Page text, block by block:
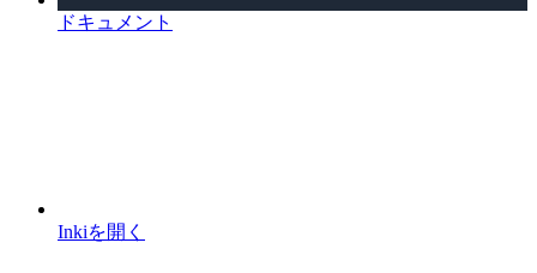
ドキュメント
Inkiを開く